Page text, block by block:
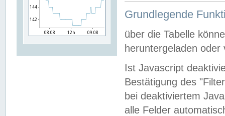
Grundlegende
über die Tabelle
heruntergeladen oder
Ist Javascript
Bestätigung des
bei deaktiviertem
alle Felder